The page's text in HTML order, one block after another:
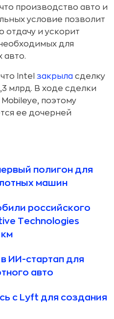
производство авто и
условие позволит
отдачу и ускорит
для
авто.
Intel закрыла сделку
млрд. В ходе сделки
поэтому
ее дочерней
полигон для
машин
российского
Technologies
ИИ-стартап для
авто
с Lyft для создания